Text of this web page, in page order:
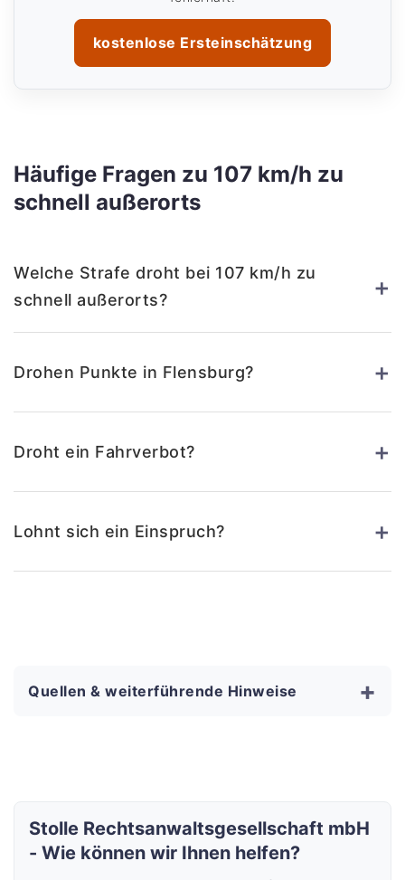
kostenlose Ersteinschätzung
Häufige Fragen zu 107 km/h zu
schnell außerorts
Welche Strafe droht bei 107 km/h zu
schnell außerorts?
+
Drohen Punkte in Flensburg? +
Droht ein Fahrverbot? +
Lohnt sich ein Einspruch? +
Quellen & weiterführende Hinweise +
Stolle Rechtsanwaltsgesellschaft mbH
- Wie können wir Ihnen helfen?